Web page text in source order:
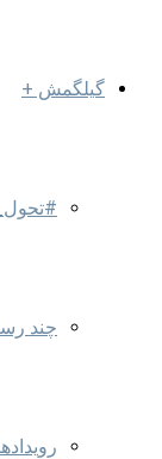
گیلگمش +
چند